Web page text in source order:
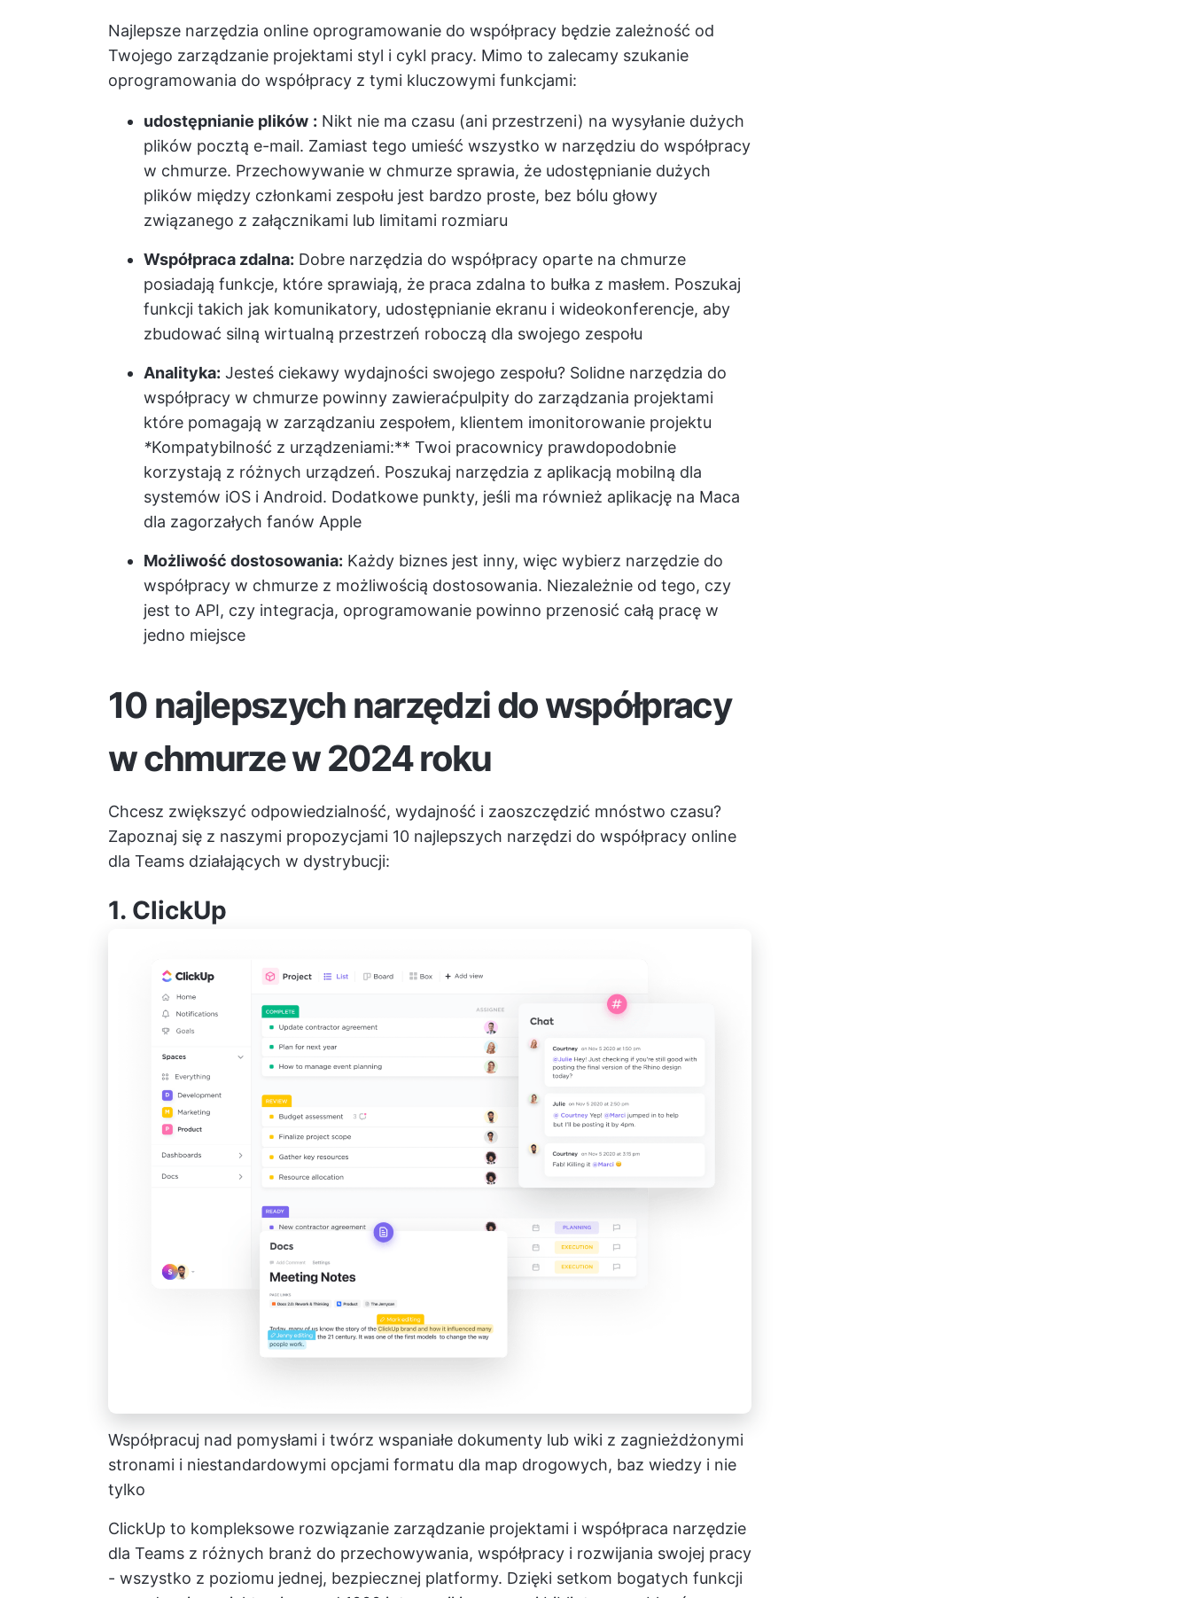
Najlepsze narzędzia online oprogramowanie do współpracy będzie zależność od
Twojego zarządzanie projektami styl i cykl pracy. Mimo to zalecamy szukanie
oprogramowania do współpracy z tymi kluczowymi funkcjami:
udostępnianie plików : Nikt nie ma czasu (ani przestrzeni) na wysyłanie dużych
plików pocztą e-mail. Zamiast tego umieść wszystko w narzędziu do współpracy
w chmurze. Przechowywanie w chmurze sprawia, że udostępnianie dużych
plików między członkami zespołu jest bardzo proste, bez bólu głowy
związanego z załącznikami lub limitami rozmiaru
Współpraca zdalna: Dobre narzędzia do współpracy oparte na chmurze
posiadają funkcje, które sprawiają, że praca zdalna to bułka z masłem. Poszukaj
funkcji takich jak komunikatory, udostępnianie ekranu i wideokonferencje, aby
zbudować silną wirtualną przestrzeń roboczą dla swojego zespołu
Analityka: Jesteś ciekawy wydajności swojego zespołu? Solidne narzędzia do
współpracy w chmurze powinny zawieraćpulpity do zarządzania projektami
które pomagają w zarządzaniu zespołem, klientem imonitorowanie projektu
*Kompatybilność z urządzeniami:** Twoi pracownicy prawdopodobnie
korzystają z różnych urządzeń. Poszukaj narzędzia z aplikacją mobilną dla
systemów iOS i Android. Dodatkowe punkty, jeśli ma również aplikację na Maca
dla zagorzałych fanów Apple
Możliwość dostosowania: Każdy biznes jest inny, więc wybierz narzędzie do
współpracy w chmurze z możliwością dostosowania. Niezależnie od tego, czy
jest to API, czy integracja, oprogramowanie powinno przenosić całą pracę w
jedno miejsce
10 najlepszych narzędzi do współpracy
w chmurze w 2024 roku
Chcesz zwiększyć odpowiedzialność, wydajność i zaoszczędzić mnóstwo czasu?
Zapoznaj się z naszymi propozycjami 10 najlepszych narzędzi do współpracy online
dla Teams działających w dystrybucji:
1. ClickUp
Współpracuj nad pomysłami i twórz wspaniałe dokumenty lub wiki z zagnieżdżonymi
stronami i niestandardowymi opcjami formatu dla map drogowych, baz wiedzy i nie
tylko
ClickUp to kompleksowe rozwiązanie zarządzanie projektami i współpraca narzędzie
dla Teams z różnych branż do przechowywania, współpracy i rozwijania swojej pracy
- wszystko z poziomu jednej, bezpiecznej platformy. Dzięki setkom bogatych funkcji